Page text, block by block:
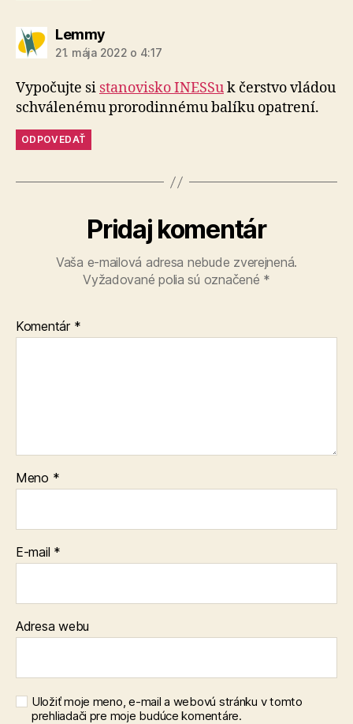
Lemmyhovorí:
21. mája 2022 o 4:17
Vypočujte si stanovisko INESSuk čerstvo vládou
schválenému prorodinnému balíku opatrení.
ODPOVEDAŤ
Pridaj komentár
Vaša e-mailová adresa nebude zverejnená.
Vyžadované polia sú označené *
Komentár *
Meno *
E-mail *
Adresa webu
Uložiť moje meno, e-mail a webovú stránku v tomto
prehliadači pre moje budúce komentáre.